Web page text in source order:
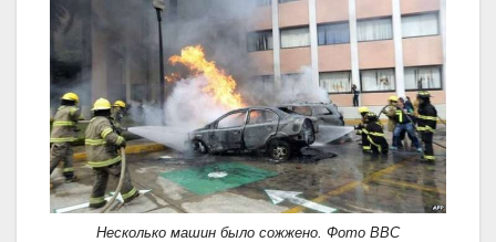
Несколько машин было сожжено. Фото BBC